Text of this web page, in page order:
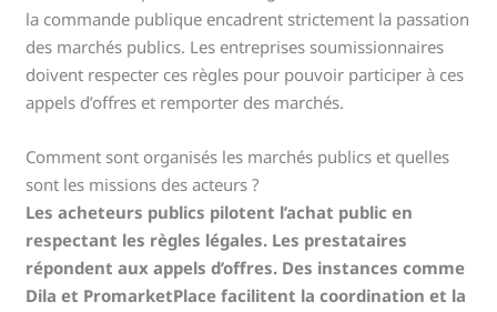
la commande publique encadrent strictement la passation
des marchés publics. Les entreprises soumissionnaires
doivent respecter ces règles pour pouvoir participer à ces
appels d’offres et remporter des marchés.
Comment sont organisés les marchés publics et quelles
sont les missions des acteurs ?
Les acheteurs publics pilotent l’achat public en
respectant les règles légales. Les prestataires
répondent aux appels d’offres. Des instances comme
Dila et PromarketPlace facilitent la coordination et la